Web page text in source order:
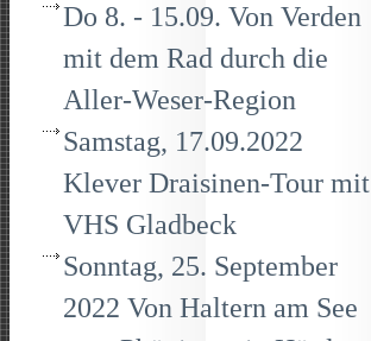
Do 8. - 15.09. Von Verden
mit dem Rad durch die
Aller-Weser-Region
Samstag, 17.09.2022
Klever Draisinen-Tour mit
VHS Gladbeck
Sonntag, 25. September
2022 Von Haltern am See